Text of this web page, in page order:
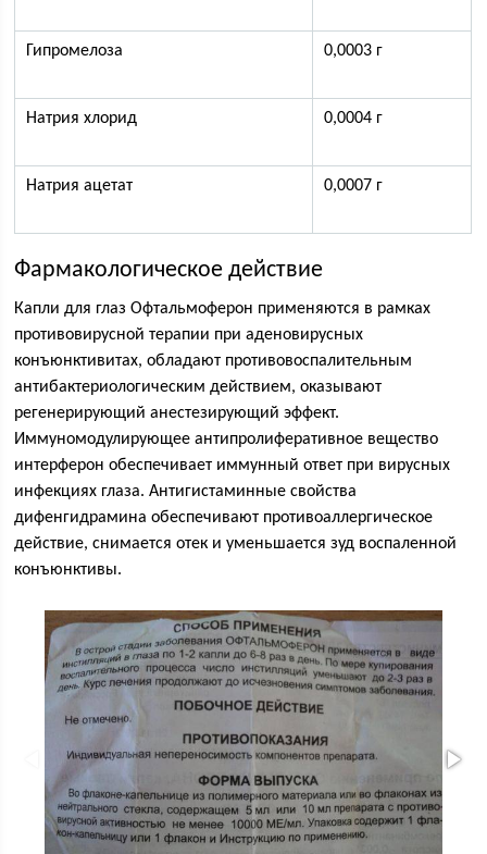
Гипромелоза 0,0003 г
Натрия хлорид 0,0004 г
Натрия ацетат 0,0007 г
Фармакологическое действие
Капли для глаз Офтальмоферон применяются в рамках
противовирусной терапии при аденовирусных
конъюнктивитах, обладают противовоспалительным
антибактериологическим действием, оказывают
регенерирующий анестезирующий эффект.
Иммуномодулирующее антипролиферативное вещество
интерферон обеспечивает иммунный ответ при вирусных
инфекциях глаза. Антигистаминные свойства
дифенгидрамина обеспечивают противоаллергическое
действие, снимается отек и уменьшается зуд воспаленной
конъюнктивы.